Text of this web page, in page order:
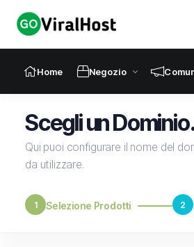
Home Negozio
Scegli un
Qui puoi configurare il nome del
da utilizzare.
1 Selezione Prodotti 2